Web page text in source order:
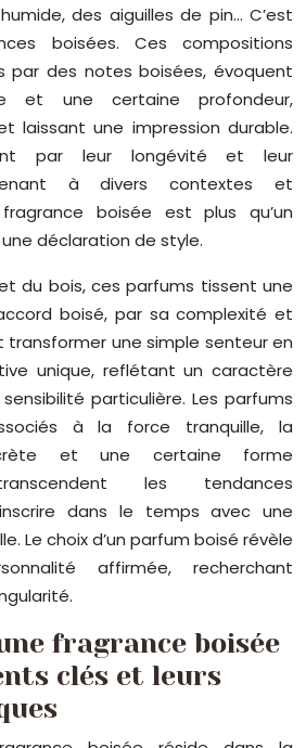
des aiguilles de pin… C’est
boisées. Ces compositions
par des notes boisées, évoquent
et une certaine profondeur,
laissant une impression durable.
par leur longévité et leur
à divers contextes et
boisée est plus qu’un
déclaration de style.
du bois, ces parfums tissent une
boisé, par sa complexité et
transformer une simple senteur en
unique, reflétant un caractère
particulière. Les parfums
à la force tranquille, la
et une certaine forme
les tendances
dans le temps avec une
Le choix d’un parfum boisé révèle
affirmée, recherchant
fragrance boisée
clés et leurs